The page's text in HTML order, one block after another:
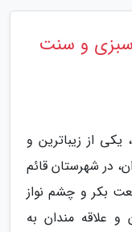
و سنت
یکی از زیباترین و
در شهرستان قائم
بکر و چشم نواز
علاقه مندان به